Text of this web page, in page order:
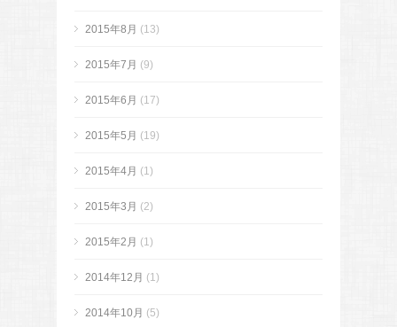
2015年8月 (13)
2015年7月 (9)
2015年6月 (17)
2015年5月 (19)
2015年4月 (1)
2015年3月 (2)
2015年2月 (1)
2014年12月 (1)
2014年10月 (5)